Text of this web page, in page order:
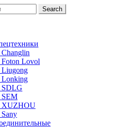
Search
Changlin
Foton Lovol
Liugong
Lonking
SDLG
SEM
XUZHOU